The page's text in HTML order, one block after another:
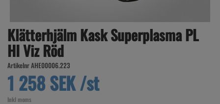
Klätterhjälm Kask Superplasma PL
HI Viz Röd
Artikelnr AHE00006.223
1 258 SEK /st
Inkl moms